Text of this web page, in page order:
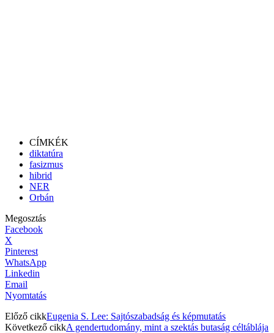
CÍMKÉK
diktatúra
fasizmus
hibrid
NER
Orbán
Megosztás
Facebook
X
Pinterest
WhatsApp
Linkedin
Email
Nyomtatás
Előző cikkEugenia S. Lee: Sajtószabadság és képmutatás
Következő cikkA gendertudomány, mint a szektás butaság céltáblája